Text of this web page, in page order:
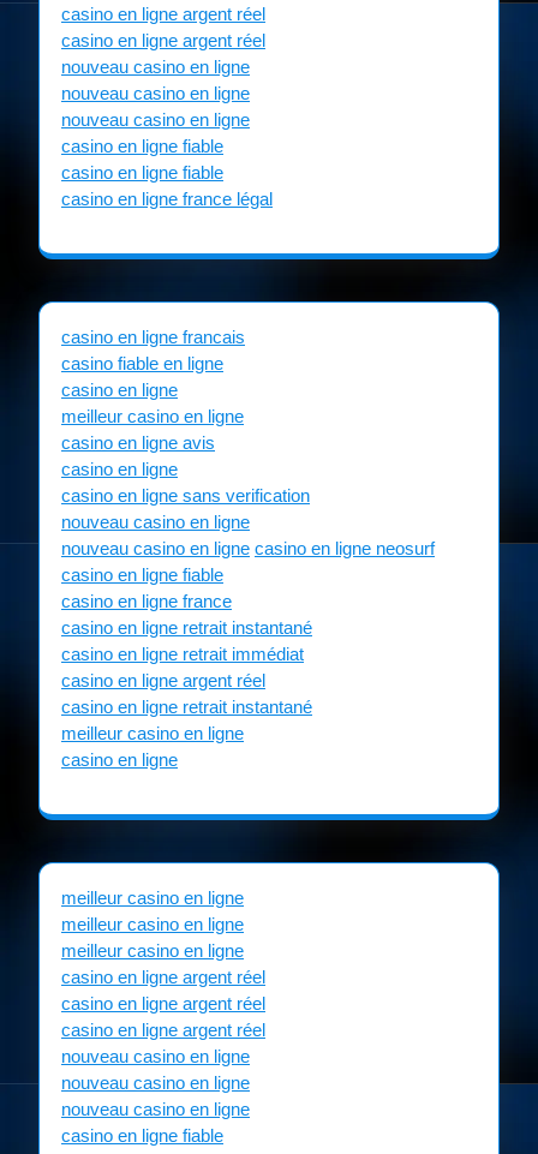
casino en ligne argent réel
casino en ligne argent réel
nouveau casino en ligne
nouveau casino en ligne
nouveau casino en ligne
casino en ligne fiable
casino en ligne fiable
casino en ligne france légal
casino en ligne francais
casino fiable en ligne
casino en ligne
meilleur casino en ligne
casino en ligne avis
casino en ligne
casino en ligne sans verification
nouveau casino en ligne
nouveau casino en ligne casino en ligne neosurf
casino en ligne fiable
casino en ligne france
casino en ligne retrait instantané
casino en ligne retrait immédiat
casino en ligne argent réel
casino en ligne retrait instantané
meilleur casino en ligne
casino en ligne
meilleur casino en ligne
meilleur casino en ligne
meilleur casino en ligne
casino en ligne argent réel
casino en ligne argent réel
casino en ligne argent réel
nouveau casino en ligne
nouveau casino en ligne
nouveau casino en ligne
casino en ligne fiable